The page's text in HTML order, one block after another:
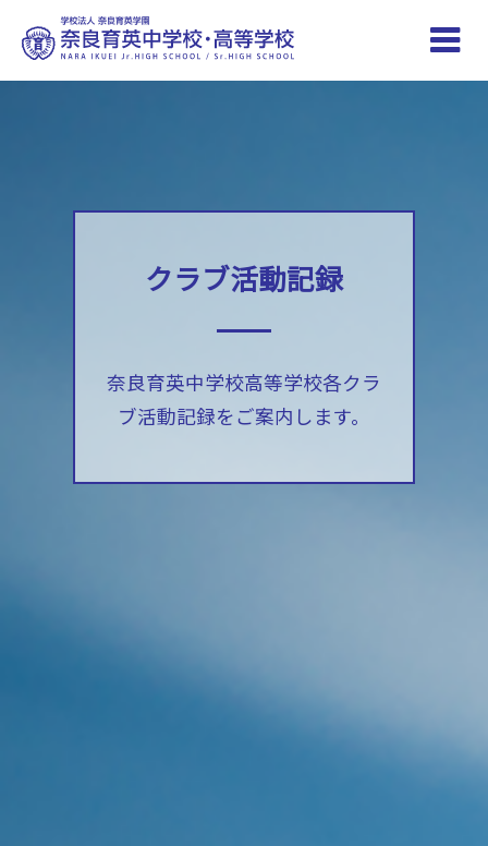
Toggle
クラブ活動記録
奈良育英中学校高等学校各クラ
ブ活動記録をご案内します。